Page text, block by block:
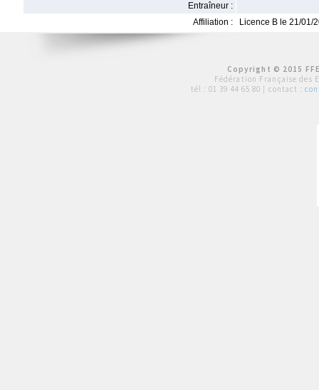
Entraîneur :
Affiliation :
Licence B le 21/01/
Copyright © 2015
Fédération Française des
tél : 01 39 44 65 80 | contact :